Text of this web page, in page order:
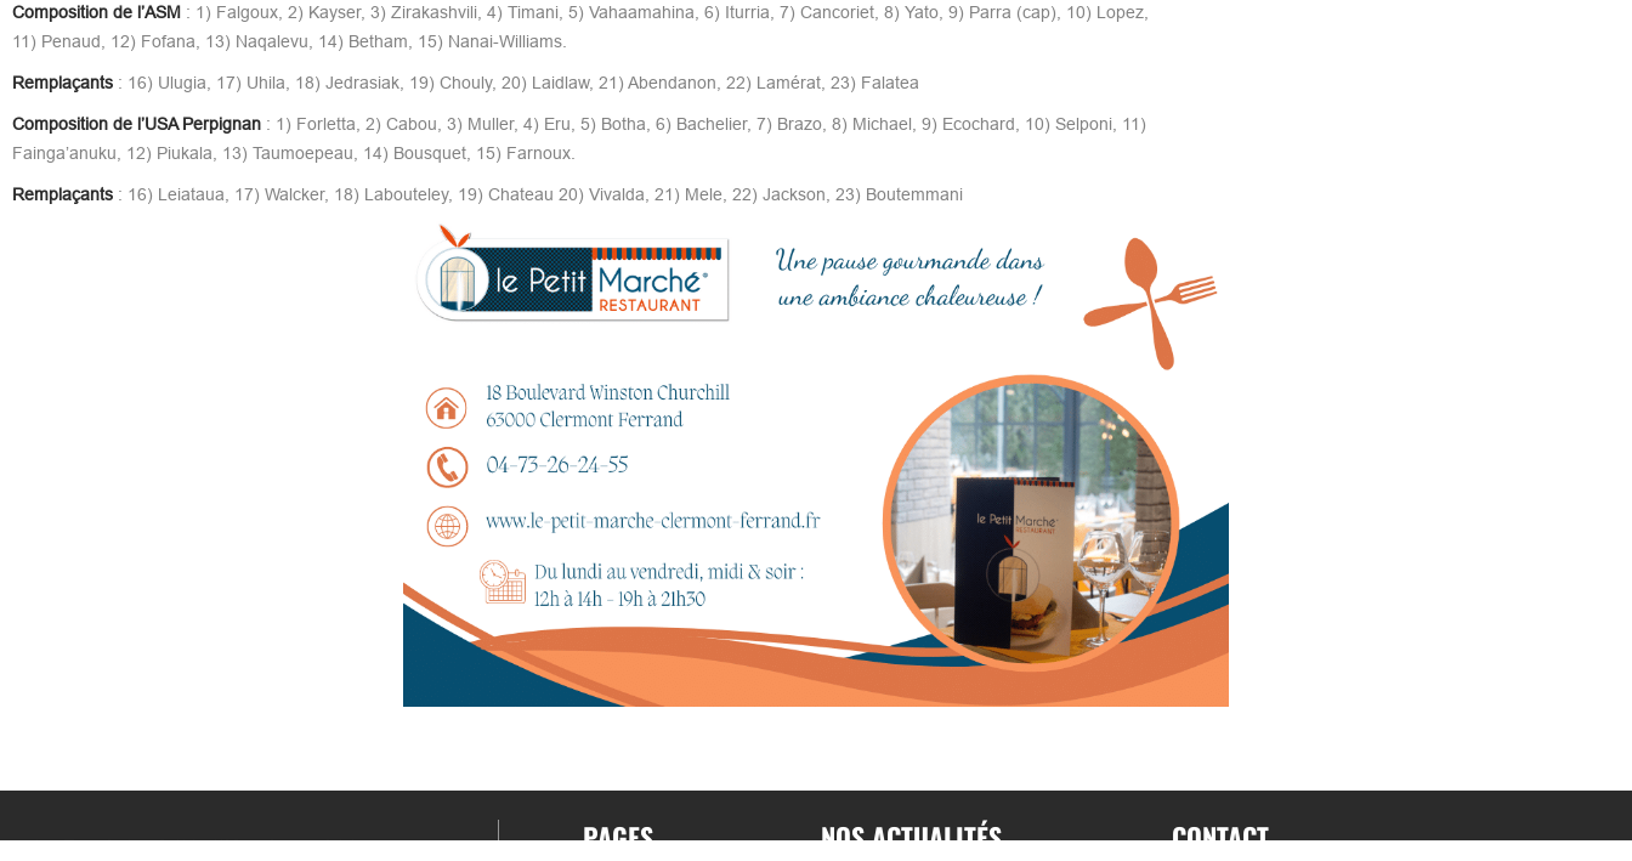
Composition de l’ASM: 1) Falgoux, 2) Kayser, 3) Zirakashvili, 4) Timani, 5) Vahaamahina, 6) Iturria, 7) Cancoriet, 8) Yato, 9) Parra (cap), 10) Lopez,
11) Penaud, 12) Fofana, 13) Naqalevu, 14) Betham, 15) Nanai-Williams.
Remplaçants: 16) Ulugia, 17) Uhila, 18) Jedrasiak, 19) Chouly, 20) Laidlaw, 21) Abendanon, 22) Lamérat, 23) Falatea
Composition de l’USA Perpignan: 1) Forletta, 2) Cabou, 3) Muller, 4) Eru, 5) Botha, 6) Bachelier, 7) Brazo, 8) Michael, 9) Ecochard, 10) Selponi, 11)
Fainga’anuku, 12) Piukala, 13) Taumoepeau, 14) Bousquet, 15) Farnoux.
Remplaçants: 16) Leiataua, 17) Walcker, 18) Labouteley, 19) Chateau 20) Vivalda, 21) Mele, 22) Jackson, 23) Boutemmani
PAGES NOS ACTUALITÉS CONTACT